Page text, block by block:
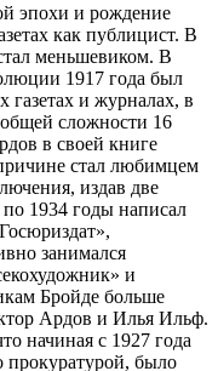
эпохи и рождение
как публицист. В
меньшевиком. В
1917 года был
газетах и журналах, в
сложности 16
в своей книге
стал любимцем
издав две
1934 годы написал
занимался
и
Бройде больше
Ардов и Илья Ильф.
начиная с 1927 года
прокуратурой, было